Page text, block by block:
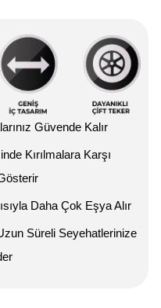
Güvende Kalır
Kırılmalara Karşı
Daha Çok Eşya Alır
Süreli Seyehatlerinize